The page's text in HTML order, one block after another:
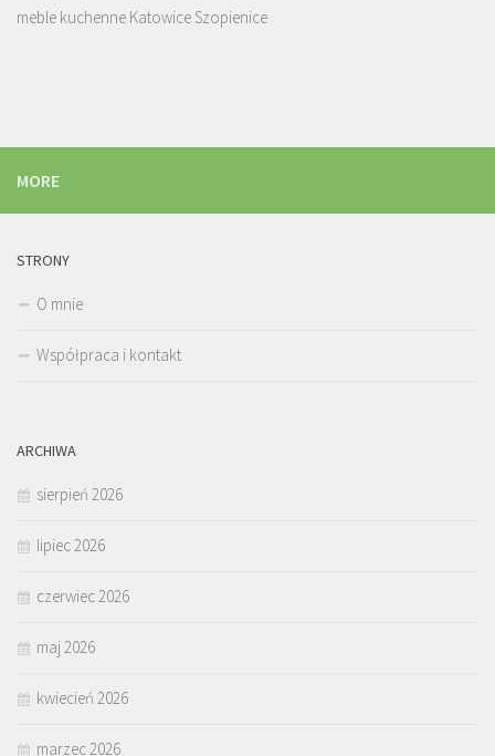
meble kuchenne Katowice Szopienice
MORE
STRONY
O mnie
Współpraca i kontakt
ARCHIWA
sierpień 2026
lipiec 2026
czerwiec 2026
maj 2026
kwiecień 2026
marzec 2026